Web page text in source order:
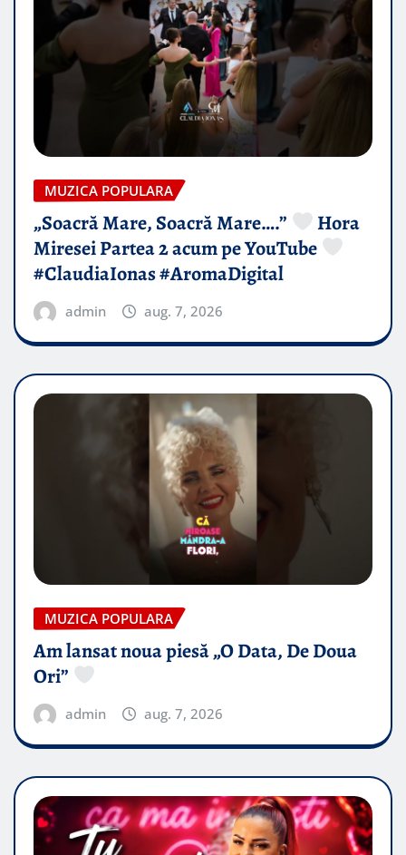
MUZICA POPULARA
„Soacră Mare, Soacră Mare….”
Hora
Miresei Partea 2 acum pe YouTube
#ClaudiaIonas #AromaDigital
admin aug. 7, 2026
MUZICA POPULARA
Am lansat noua piesă „O Data, De Doua
Ori”
admin aug. 7, 2026